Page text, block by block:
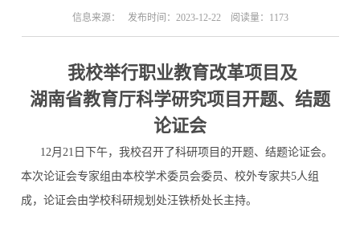
信息来源： 发布时间：2023-12-22 阅读量： 1173
我校举行职业教育改革项目及
湖南省教育厅科学研究项目开题、结题
论证会
12月21日下午，我校召开了科研项目的开题、结题论证会。
本次论证会专家组由本校学术委员会委员、校外专家共5人组
成，论证会由学校科研规划处汪铁桥处长主持。